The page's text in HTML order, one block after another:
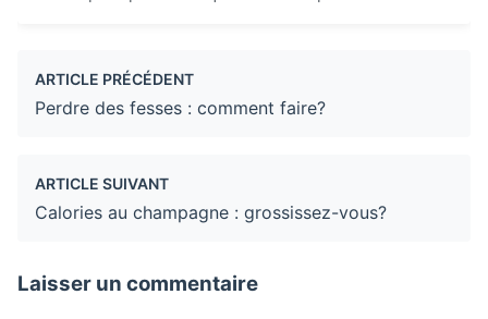
ARTICLE PRÉCÉDENT
Perdre des fesses : comment faire?
ARTICLE SUIVANT
Calories au champagne : grossissez-vous?
Laisser un commentaire